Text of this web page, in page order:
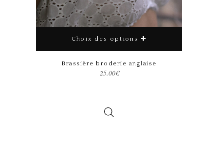
Choix des options
Ce produit a plusieurs variations. Les options peuvent être choisies sur la page du produit
Brassière broderie anglaise
25.00€